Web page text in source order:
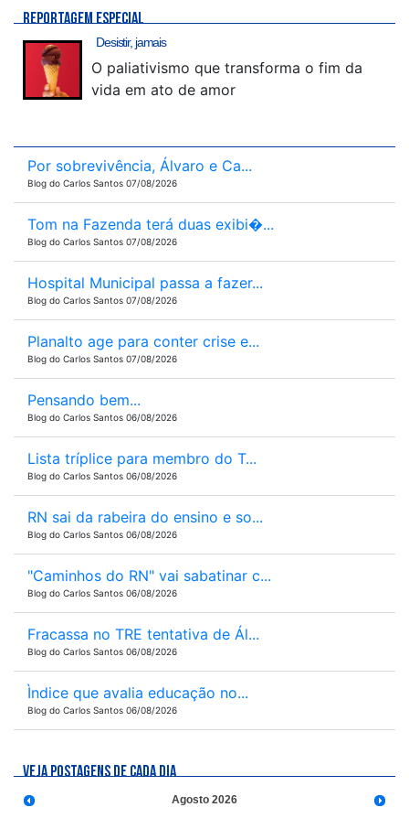
REPORTAGEM ESPECIAL
Desistir, jamais
O paliativismo que transforma o fim da
vida em ato de amor
Por sobrevivência, Álvaro e Ca...
Blog do Carlos Santos 07/08/2026
Tom na Fazenda terá duas exibi�...
Blog do Carlos Santos 07/08/2026
Hospital Municipal passa a fazer...
Blog do Carlos Santos 07/08/2026
Planalto age para conter crise e...
Blog do Carlos Santos 07/08/2026
Pensando bem...
Blog do Carlos Santos 06/08/2026
Lista tríplice para membro do T...
Blog do Carlos Santos 06/08/2026
RN sai da rabeira do ensino e so...
Blog do Carlos Santos 06/08/2026
"Caminhos do RN" vai sabatinar c...
Blog do Carlos Santos 06/08/2026
Fracassa no TRE tentativa de Ál...
Blog do Carlos Santos 06/08/2026
Ìndice que avalia educação no...
Blog do Carlos Santos 06/08/2026
VEJA POSTAGENS DE CADA DIA
Agosto 2026